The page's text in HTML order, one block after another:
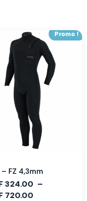
Promo !
– FZ 4,3mm
324.00 –
720.00